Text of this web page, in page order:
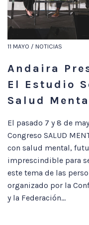
11 MAYO / NOTICIAS
Andaira
El Estudio
Salud
El pasado 7 y 8 de
Congreso SALUD
con salud mental,
imprescindible para
este tema de las
organizado por la
y la Federación...